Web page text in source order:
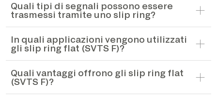
Quali tipi di segnali possono essere
trasmessi tramite uno slip ring?
In quali applicazioni vengono utilizzati
gli slip ring flat (SVTS F)?
Quali vantaggi offrono gli slip ring flat
(SVTS F)?